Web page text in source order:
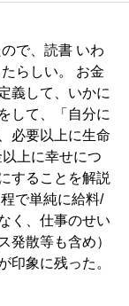
で、読書 いわ
らしい。 お金
義して、いかに
して、「自分に
必要以上に生命
上に幸せにつ
することを解説
で単純に給料/
く、仕事のせい
発散等も含め）
印象に残った。